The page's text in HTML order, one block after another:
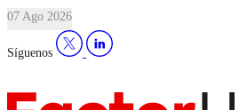
07 Ago 2026
Síguenos